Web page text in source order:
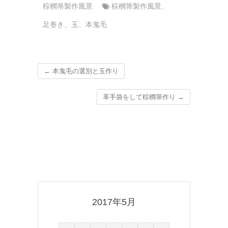
棕櫚箒製作風景 棕櫚箒製作風景
足巻き 玉 本鬼毛
← 本鬼毛の選別と玉作り
革手袋をして棕櫚箒作り →
2017年5月